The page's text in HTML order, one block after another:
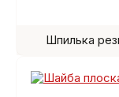
Шпилька